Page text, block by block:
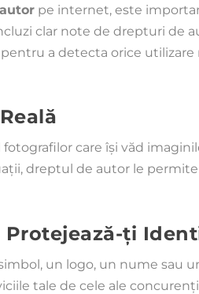
pe internet, este
clar note de drepturi de
a detecta orice
care își văd
dreptul de autor le
ți
un logo, un nume sau
tale de cele ale